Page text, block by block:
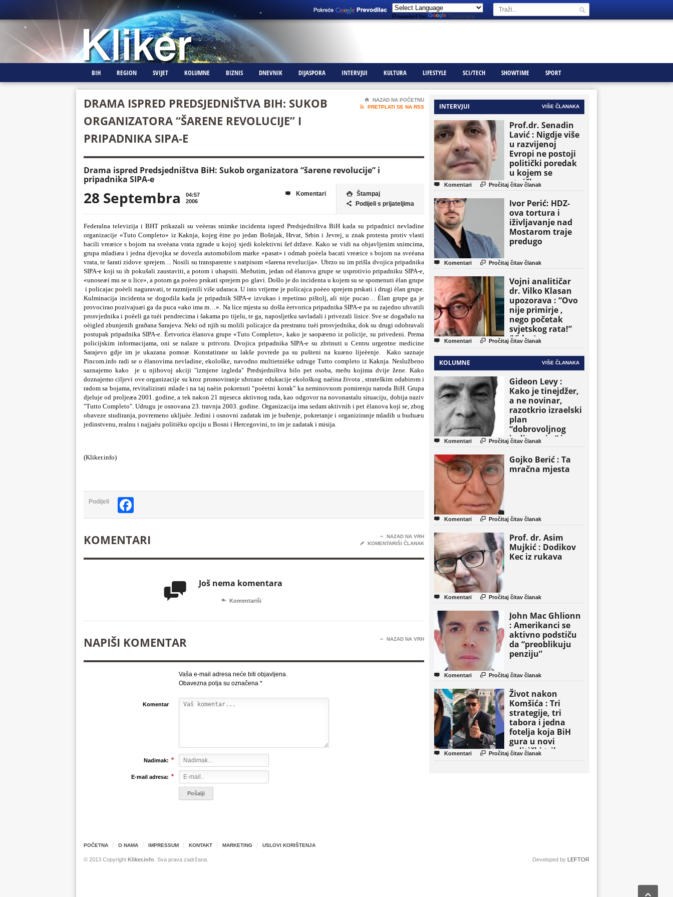
Powered by Translate
BIH REGION SVIJET KOLUMNE BIZNIS DNEVNIK DIJASPORA INTERVJUI KULTURA LIFESTYLE SCI/TECH SHOWTIME SPORT
DRAMA ISPRED PREDSJEDNIŠTVA BIH: SUKOB
ORGANIZATORA “ŠARENE REVOLUCIJE” I
PRIPADNIKA SIPA-E
⌂
NAZAD NA POČETNU

PRETPLATI SE NA RSS
Drama ispred Predsjedništva BiH: Sukob organizatora “šarene revolucije” i
pripadnika SIPA-e
28 Septembra
04:57
2006
 Štampaj
 Podijeli s prijateljima
 Komentari
Federalna televizija i BHT prikazali su veèeras snimke incidenta ispred Predsjedništva BiH kada su pripadnici nevladine
organizacije «Tuto Completo» iz Kaknja, kojeg èine po jedan Bošnjak, Hrvat, Srbin i Jevrej, u znak protesta protiv vlasti
bacili vreæice s bojom na sveèana vrata zgrade u kojoj sjedi kolektivni šef države. Kako se vidi na objavljenim snimcima,
grupa mladiæa i jedna djevojka se dovezla automobilom marke «pasat» i odmah poèela bacati vreæice s bojom na sveèana
vrata, te šarati zidove sprejem… Nosili su transparente s natpisom «šarena revelucija». Ubrzo su im prišla dvojica pripadnika
SIPA-e koji su ih pokušali zaustaviti, a potom i uhapsiti. Meðutim, jedan od èlanova grupe se usprotivio pripadniku SIPA-e,
«unoseæi mu se u lice», a potom ga poèeo prskati sprejem po glavi. Došlo je do incidenta u kojem su se spomenuti èlan grupe
i policajac poèeli naguravati, te razmijenili više udaraca. U isto vrijeme je policajca poèeo sprejem prskati i drugi èlan grupe.
Kulminacija incidenta se dogodila kada je pripadnik SIPA-e izvukao i repetirao pištolj, ali nije pucao… Èlan grupe ga je
provocirao pozivajuæi ga da puca «ako ima m…». Na lice mjesta su došla èetvorica pripadnika SIPA-e pa su zajedno uhvatili
prosvjednika i poèeli ga tuèi pendrecima i šakama po tijelu, te ga, naposljetku savladali i privezali lisice. Sve se dogaðalo na
oèigled zbunjenih graðana Sarajeva. Neki od njih su molili policajce da prestranu tuèi prosvjednika, dok su drugi odobravali
postupak pripadnika SIPA-e. Èetvorica èlanova grupe «Tuto Completo», kako je saopæeno iz policije, su privedeni. Prema
policijskim informacijama, oni se nalaze u pritvoru. Dvojica pripadnika SIPA-e su zbrinuti u Centru urgentne medicine
Sarajevo gdje im je ukazana pomoæ. Konstatirane su lakše povrede pa su pušteni na kuæno lijeèenje.
Kako saznaje
Pincom.info radi se o èlanovima nevladine, ekološke, navodno multietnièke udruge Tutto completo iz Kaknja. Neslužbeno
saznajemo kako je u njihovoj akciji "izmjene izgleda" Predsjedništva bilo pet osoba, meðu kojima dvije žene. Kako
doznajemo ciljevi ove organizacije su kroz promoviranje ubrzane edukacije ekološkog naèina života , strateškim odabirom i
radom sa bojama, revitalizirati mlade i na taj naèin pokrenuti “poèetni korak” ka neminovnom pomirenju naroda BiH.Grupa
djeluje od proljeæa 2001. godine, a tek nakon 21 mjeseca aktivnog rada, kao odgovor na novonastalu situaciju, dobija naziv
"Tutto Completo". Udrugu je osnovana 23. travnja 2003. godine. Organizacija ima sedam aktivnih i pet èlanova koji se, zbog
obaveze studiranja, povremeno ukljuèe.Jedini i osnovni zadatak im je buðenje, pokretanje i organiziranje mladih u buduæu
jedinstvenu, realnu i najjaèu politièku opciju u Bosni i Hercegovini, to im je zadatak i misija.
(Kliker.info)
Podijeli
KOMENTARI 
NAZAD NA VRH
✎
KOMENTARIŠI ČLANAK
 Još nema komentara
 Komentariši
NAPIŠI KOMENTAR  NAZAD NA VRH
Vaša e-mail adresa neće biti objavljena.
Obavezna polja su označena *
Komentar
Nadimak: *
E-mail adresa: *
INTERVJUI VIŠE ČLANAKA
Prof.dr. Senadin
Lavić : Nigdje više
u razvijenoj
Evropi ne postoji
politički poredak
u kojem se
etničke grupe
pojavljuju kao
osnovne političke
jedinice
 Komentari  Pročitaj čitav članak
Ivor Perić: HDZ-
ova tortura i
iživljavanje nad
Mostarom traje
predugo
 Komentari  Pročitaj čitav članak
Vojni analitičar
dr. Vilko Klasan
upozorava : “Ovo
nije primirje ,
nego početak
svjetskog rata!”
(Video)
 Komentari  Pročitaj čitav članak
KOLUMNE VIŠE ČLANAKA
Gideon Levy :
Kako je tinejdžer,
a ne novinar,
razotkrio izraelski
plan
“dobrovoljnog
iseljavanja ” iz
Gaze
 Komentari  Pročitaj čitav članak
Gojko Berić : Ta
mračna mjesta
 Komentari  Pročitaj čitav članak
Prof. dr. Asim
Mujkić : Dodikov
Kec iz rukava
 Komentari  Pročitaj čitav članak
John Mac Ghlionn
: Amerikanci se
aktivno podstiču
da “preoblikuju
penziju”
 Komentari  Pročitaj čitav članak
Život nakon
Komšića : Tri
strategije, tri
tabora i jedna
fotelja koja BiH
gura u novi
politički triler
 Komentari  Pročitaj čitav članak
POČETNA O NAMA IMPRESSUM KONTAKT MARKETING USLOVI KORIŠTENJA
© 2013 Copyright Kliker.info . Sva prava zadržana. Developed by LEFTOR
